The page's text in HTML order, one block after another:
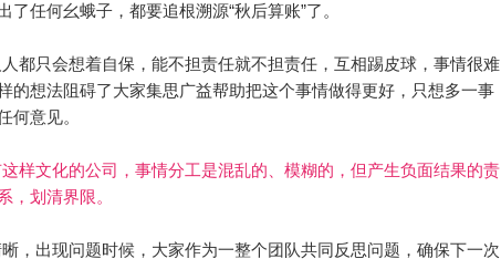
了任何幺蛾子，都要追根溯源“秋后算账”了。
都只会想着自保，能不担责任就不担责任，互相踢皮球，事情很难
的想法阻碍了大家集思广益帮助把这个事情做得更好，只想多一事
何意见。
样文化的公司，事情分工是混乱的、模糊的，但产生负面结果的责
，划清界限。
，出现问题时候，大家作为一整个团队共同反思问题，确保下一次